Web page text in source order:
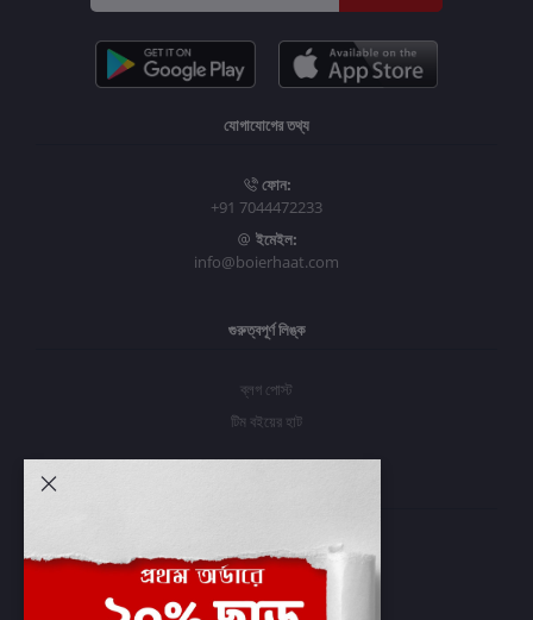
যোগাযোগের তথ্য
ফোন:
+91 7044472233
ইমেইল:
info@boierhaat.com
গুরুত্বপূর্ণ লিঙ্ক
ব্লগ পোস্ট
টিম বইয়ের হাট
প্রবেশ করুন
অর্ডার ইতিহাস
আমার ইচ্ছাগুলি